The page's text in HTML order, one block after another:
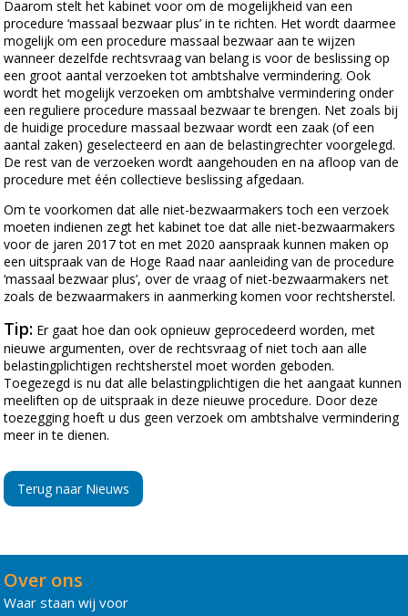
Daarom stelt het kabinet voor om de mogelijkheid van een
procedure ‘massaal bezwaar plus’ in te richten. Het wordt daarmee
mogelijk om een procedure massaal bezwaar aan te wijzen
wanneer dezelfde rechtsvraag van belang is voor de beslissing op
een groot aantal verzoeken tot ambtshalve vermindering. Ook
wordt het mogelijk verzoeken om ambtshalve vermindering onder
een reguliere procedure massaal bezwaar te brengen. Net zoals bij
de huidige procedure massaal bezwaar wordt een zaak (of een
aantal zaken) geselecteerd en aan de belastingrechter voorgelegd.
De rest van de verzoeken wordt aangehouden en na afloop van de
procedure met één collectieve beslissing afgedaan.
Om te voorkomen dat alle niet-bezwaarmakers toch een verzoek
moeten indienen zegt het kabinet toe dat alle niet-bezwaarmakers
voor de jaren 2017 tot en met 2020 aanspraak kunnen maken op
een uitspraak van de Hoge Raad naar aanleiding van de procedure
‘massaal bezwaar plus’, over de vraag of niet-bezwaarmakers net
zoals de bezwaarmakers in aanmerking komen voor rechtsherstel.
Tip: Er gaat hoe dan ook opnieuw geprocedeerd worden, met
nieuwe argumenten, over de rechtsvraag of niet toch aan alle
belastingplichtigen rechtsherstel moet worden geboden.
Toegezegd is nu dat alle belastingplichtigen die het aangaat kunnen
meeliften op de uitspraak in deze nieuwe procedure. Door deze
toezegging hoeft u dus geen verzoek om ambtshalve vermindering
meer in te dienen.
Terug naar Nieuws
Over ons
Waar staan wij voor